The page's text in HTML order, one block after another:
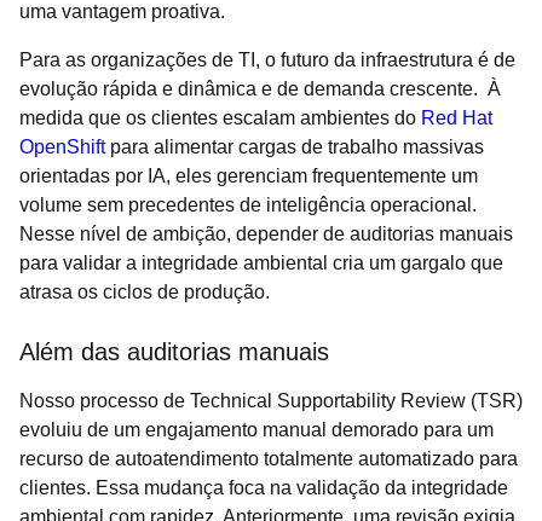
uma vantagem proativa.
Para as organizações de TI, o futuro da infraestrutura é de
evolução rápida e dinâmica e de demanda crescente. À
medida que os clientes escalam ambientes do Red Hat
OpenShiftpara alimentar cargas de trabalho massivas
orientadas por IA, eles gerenciam frequentemente um
volume sem precedentes de inteligência operacional.
Nesse nível de ambição, depender de auditorias manuais
para validar a integridade ambiental cria um gargalo que
atrasa os ciclos de produção.
Além das auditorias manuais
Nosso processo de Technical Supportability Review (TSR)
evoluiu de um engajamento manual demorado para um
recurso de autoatendimento totalmente automatizado para
clientes. Essa mudança foca na validação da integridade
ambiental com rapidez. Anteriormente, uma revisão exigia